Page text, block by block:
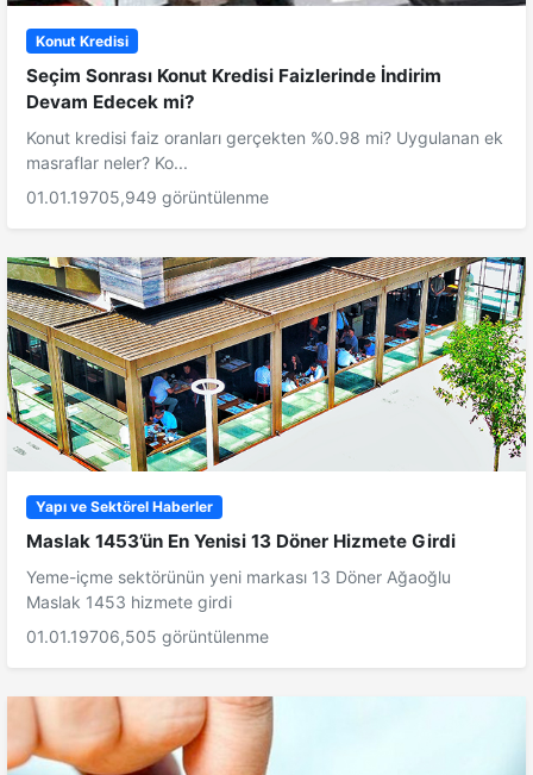
Konut Kredisi
Seçim Sonrası Konut Kredisi Faizlerinde İndirim
Devam Edecek mi?
Konut kredisi faiz oranları gerçekten %0.98 mi? Uygulanan ek
masraflar neler? Ko...
01.01.19705,949 görüntülenme
Yapı ve Sektörel Haberler
Maslak 1453’ün En Yenisi 13 Döner Hizmete Girdi
Yeme-içme sektörünün yeni markası 13 Döner Ağaoğlu
Maslak 1453 hizmete girdi
01.01.19706,505 görüntülenme